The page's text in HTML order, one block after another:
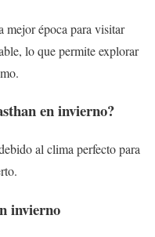
mejor época para visitar
lo que permite explorar
en invierno?
al clima perfecto para
invierno